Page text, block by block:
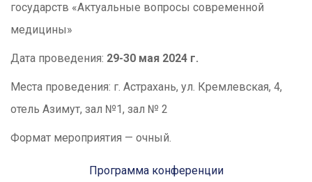
государств «Актуальные вопросы современной
медицины»
Дата проведения: 29-30 мая 2024 г.
Места проведения: г. Астрахань, ул. Кремлевская, 4,
отель Азимут, зал №1, зал № 2
Формат мероприятия — очный.
Программа конференции